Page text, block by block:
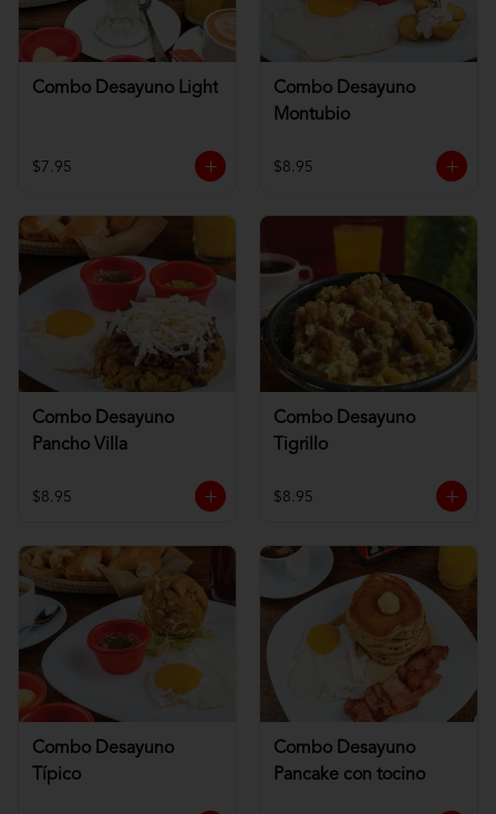
Combo Desayuno Light
$7.95
Combo Desayuno
Montubio
$8.95
Combo Desayuno
Pancho Villa
$8.95
Combo Desayuno
Tigrillo
$8.95
Combo Desayuno
Típico
Combo Desayuno
Pancake con tocino